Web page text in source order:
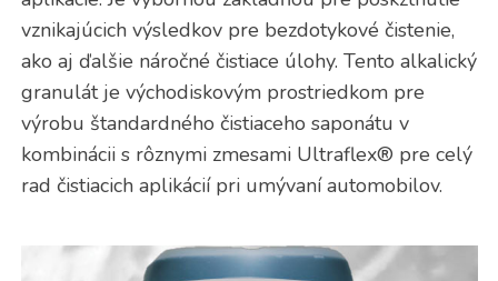
vznikajúcich výsledkov pre bezdotykové čistenie,
ako aj ďalšie náročné čistiace úlohy. Tento alkalický
granulát je východiskovým prostriedkom pre
výrobu štandardného čistiaceho saponátu v
kombinácii s rôznymi zmesami Ultraflex® pre celý
rad čistiacich aplikácií pri umývaní automobilov.